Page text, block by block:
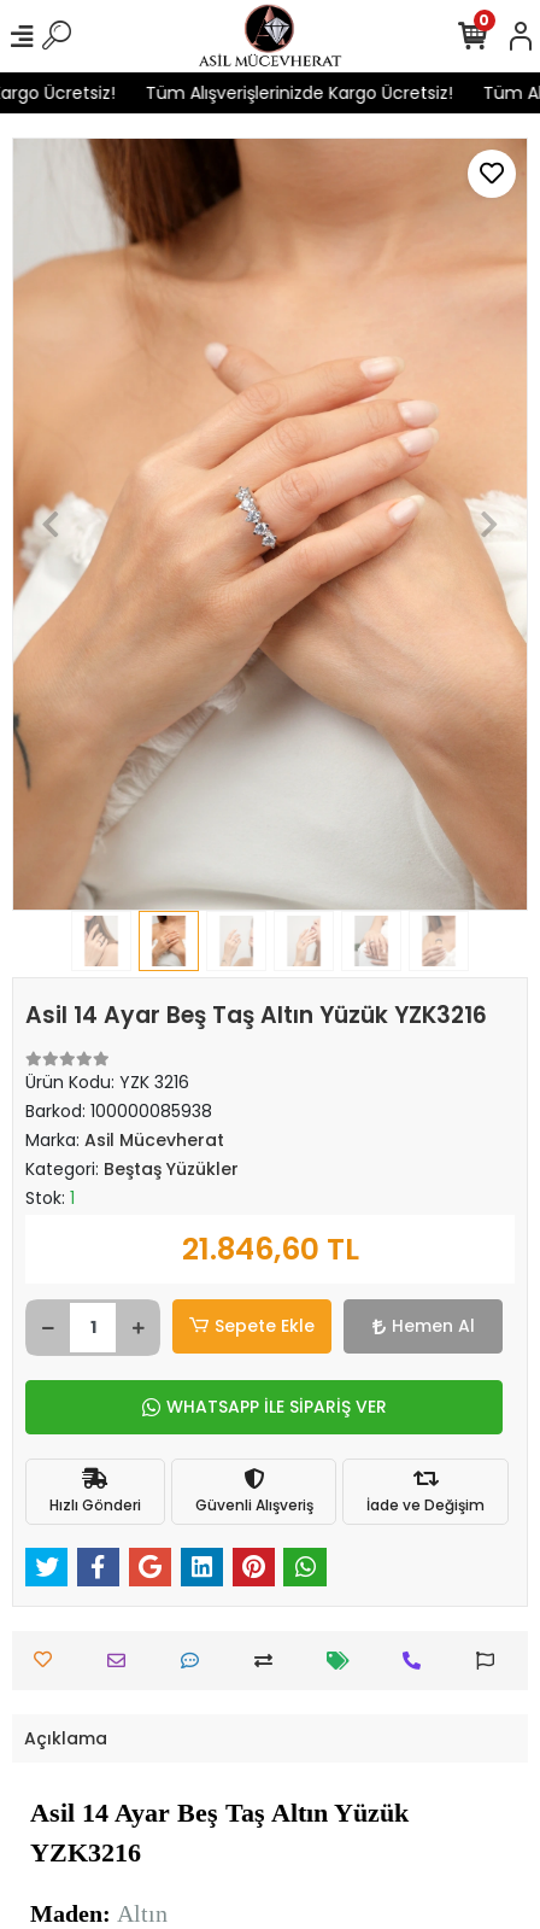
Ücretsiz! Tüm Alışverişlerinizde Kargo Ücretsiz! Tüm
0
Asil 14 Ayar Beş Taş Altın Yüzük YZK3216
Ürün Kodu: YZK 3216
Barkod: 100000085938
Marka: Asil Mücevherat
Kategori: Beştaş Yüzükler
Stok: 1
21.846,60 TL
Sepete Ekle Hemen Al
WHATSAPP İLE SİPARİŞ VER
Hızlı Gönderi Güvenli Alışveriş İade ve Değişim
Açıklama
Asil 14 Ayar Beş Taş Altın Yüzük
YZK3216
Maden: Altın